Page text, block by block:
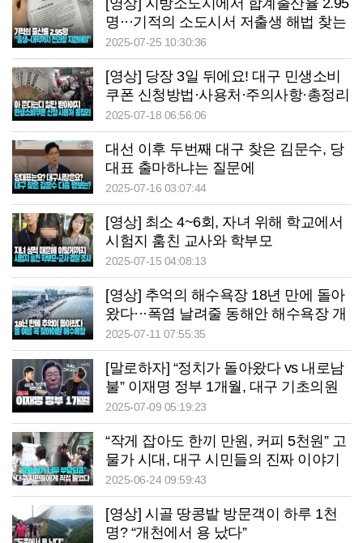
명···기적의 소도시서 저출생 해법 찾는
다
2025-07-25 10:30:36
[영상] 당장 3일 뒤에요! 대구 민생소비
쿠폰 신청방법·사용처·주의사항·총정리
2025-07-18 06:56:06
대선 이후 두번째 대구 찾은 김문수, 당
대표 출마하냐는 질문에
2025-07-16 03:07:44
[영상] 최소 4~6회, 자녀 위해 학교에서
시험지 훔친 교사와 학부모
2025-07-15 04:08:13
[영상] 추억의 해수욕장 18년 만에 돌아
왔다···폭염 날려줄 동해안 해수욕장 개
장
2025-07-11 07:55:35
[말로하자] “정치가 돌아왔다 vs 내로남
불” 이재명 정부 1개월, 대구 기초의원
들의 평가는?
2025-07-09 05:19:23
“작게 잡아도 한끼 만원, 커피 5천원” 고
물가 시대, 대구 시민들의 진짜 이야기
2025-06-24 09:59:43
[영상] 시골 땅콩밭 방문객이 하루 1천
명? “개천에서 용 났다”